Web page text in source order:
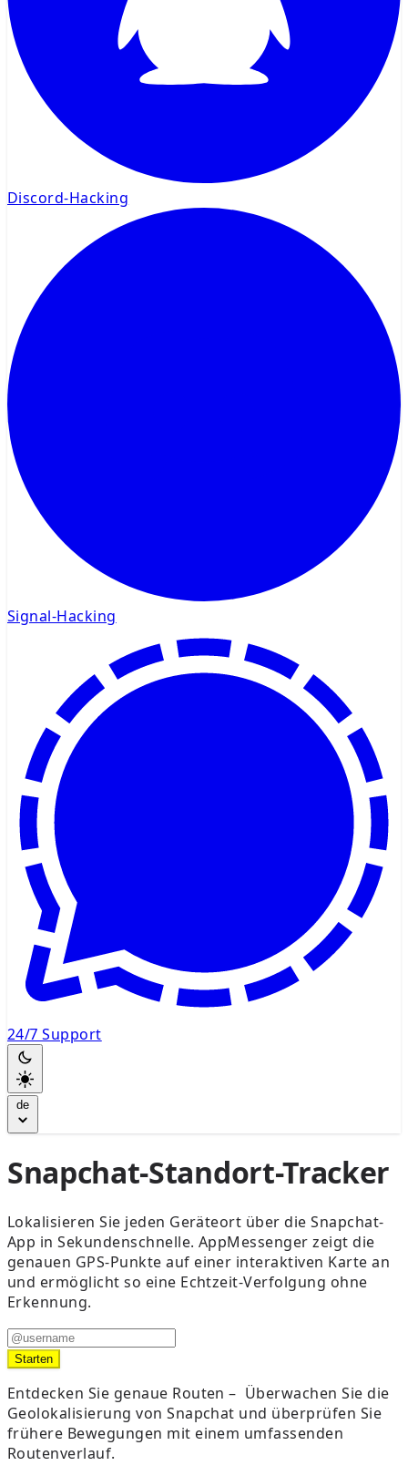
Discord-Hacking
Signal-Hacking
24/7 Support
de
Snapchat-Standort-Tracker
Lokalisieren Sie jeden Geräteort über die Snapchat-
App in Sekundenschnelle. AppMessenger zeigt die
genauen GPS-Punkte auf einer interaktiven Karte an
und ermöglicht so eine Echtzeit-Verfolgung ohne
Erkennung.
Starten
Entdecken Sie genaue Routen – Überwachen Sie die
Geolokalisierung von Snapchat und überprüfen Sie
frühere Bewegungen mit einem umfassenden
Routenverlauf.